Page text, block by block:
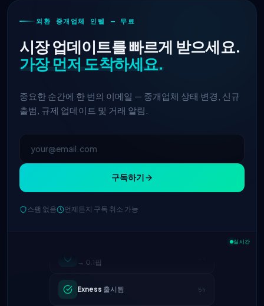
외환 중개업체 인텔 — 무료
시장 업데이트를 빠르게 받으세요.
가장 먼저 도착하세요.
중요한 순간에 한 번의 이메일 — 중개업체 상태 변경, 신규
출범, 규제 업데이트 및 거래 알림.
구독하기
스팸 없음 언제든지 구독 취소 가능
실시간